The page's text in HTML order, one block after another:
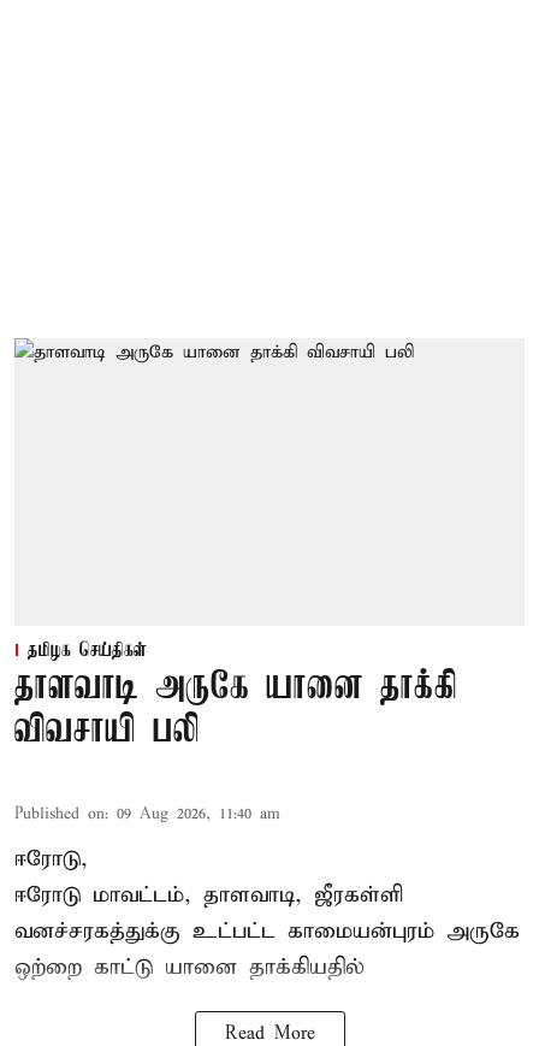
தமிழக செய்திகள்
தாளவாடி அருகே யானை தாக்கி
விவசாயி பலி
Published on: 09 Aug 2026, 11:40 am
ஈரோடு,
ஈரோடு மாவட்டம், தாளவாடி, ஜீரகள்ளி
வனச்சரகத்துக்கு உட்பட்ட காமையன்புரம் அருகே
ஒற்றை காட்டு யானை தாக்கியதில்
Read More